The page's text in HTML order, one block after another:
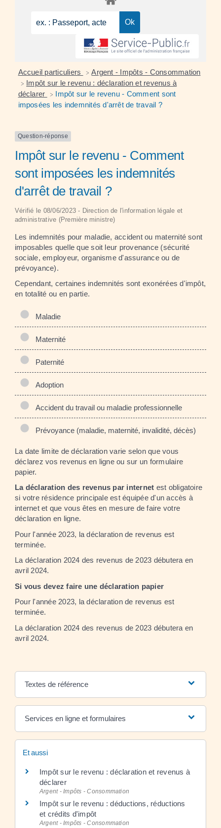
Accueil particuliers > Argent - Impôts - Consommation
> Impôt sur le revenu : déclaration et revenus à
déclarer
> Impôt sur le revenu - Comment sont
imposées les indemnités d'arrêt de travail ?
Question-réponse
Impôt sur le revenu - Comment
sont imposées les indemnités
d'arrêt de travail ?
Vérifié le 08/06/2023 - Direction de l'information légale et
administrative (Première ministre)
Les indemnités pour maladie, accident ou maternité sont
imposables quelle que soit leur provenance (sécurité
sociale, employeur, organisme d'assurance ou de
prévoyance).
Cependant, certaines indemnités sont exonérées d'impôt,
en totalité ou en partie.
Maladie
Maternité
Paternité
Adoption
Accident du travail ou maladie professionnelle
Prévoyance (maladie, maternité, invalidité, décès)
La date limite de déclaration varie selon que vous
déclarez vos revenus en ligne ou sur un formulaire
papier.
La déclaration des revenus par internet est obligatoire
si votre résidence principale est équipée d'un accès à
internet et que vous êtes en mesure de faire votre
déclaration en ligne.
Pour l'année 2023, la déclaration de revenus est
terminée.
La déclaration 2024 des revenus de 2023 débutera en
avril 2024.
Si vous devez faire une déclaration papier
Pour l'année 2023, la déclaration de revenus est
terminée.
La déclaration 2024 des revenus de 2023 débutera en
avril 2024.
Textes de référence
Services en ligne et formulaires
Et aussi
Impôt sur le revenu : déclaration et revenus à
déclarer
Argent - Impôts - Consommation
Impôt sur le revenu : déductions, réductions
et crédits d'impôt
Argent - Impôts - Consommation